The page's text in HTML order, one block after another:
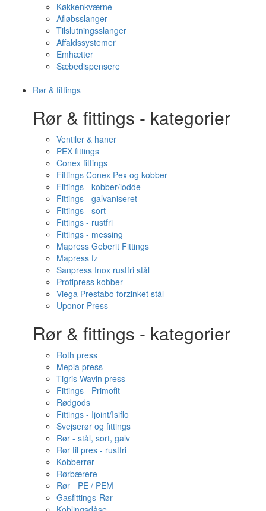
Køkkenkværne
Afløbsslanger
Tilslutningsslanger
Affaldssystemer
Emhætter
Sæbedispensere
Rør & fittings
Rør & fittings - kategorier
Ventiler & haner
PEX fittings
Conex fittings
Fittings Conex Pex og kobber
Fittings - kobber/lodde
Fittings - galvaniseret
Fittings - sort
Fittings - rustfri
Fittings - messing
Mapress Geberit Fittings
Mapress fz
Sanpress Inox rustfri stål
Profipress kobber
Viega Prestabo forzinket stål
Uponor Press
Rør & fittings - kategorier
Roth press
Mepla press
Tigris Wavin press
Fittings - Primofit
Rødgods
Fittings - Ijoint/Isiflo
Svejserør og fittings
Rør - stål, sort, galv
Rør til pres - rustfri
Kobberrør
Rørbærere
Rør - PE / PEM
Gasfittings-Rør